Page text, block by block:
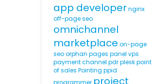
app developer nginx
off-page seo
omnichannel
marketplace on-page
seo orphan pages panel vps
payment channel pdr plesk point
of sales Pointing ppid
programmer project